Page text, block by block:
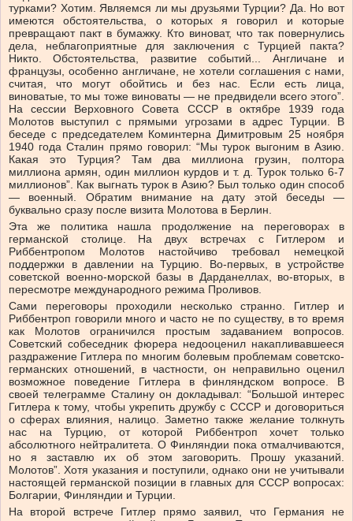
турками? Хотим. Являемся ли мы друзьями Турции? Да. Но вот
имеются обстоятельства, о которых я говорил и которые
превращают пакт в бумажку. Кто виноват, что так повернулись
дела, неблагоприятные для заключения с Турцией пакта?
Никто. Обстоятельства, развитие событий... Англичане и
французы, особенно англичане, не хотели соглашения с нами,
считая, что могут обойтись и без нас. Если есть лица,
виноватые, то мы тоже виноваты — не предвидели всего этого”.
На сессии Верховного Совета СССР в октябре 1939 года
Молотов выступил с прямыми угрозами в адрес Турции. В
беседе с председателем Коминтерна Димитровым 25 ноября
1940 года Сталин прямо говорил: “Мы турок выгоним в Азию.
Какая это Турция? Там два миллиона грузин, полтора
миллиона армян, один миллион курдов и т. д. Турок только 6-7
миллионов”. Как выгнать турок в Азию? Был только один способ
— военный. Обратим внимание на дату этой беседы —
буквально сразу после визита Молотова в Берлин.
Эта же политика нашла продолжение на переговорах в
германской столице. На двух встречах с Гитлером и
Риббентропом Молотов настойчиво требовал немецкой
поддержки в давлении на Турцию. Во-первых, в устройстве
советской военно-морской базы в Дарданеллах, во-вторых, в
пересмотре международного режима Проливов.
Сами переговоры проходили несколько странно. Гитлер и
Риббентроп говорили много и часто не по существу, в то время
как Молотов ограничился простым задаванием вопросов.
Советский собеседник фюрера недооценил накапливавшееся
раздражение Гитлера по многим болевым проблемам советско-
германских отношений, в частности, он неправильно оценил
возможное поведение Гитлера в финляндском вопросе. В
своей телеграмме Сталину он докладывал: “Большой интерес
Гитлера к тому, чтобы укрепить дружбу с СССР и договориться
о сферах влияния, налицо. Заметно также желание толкнуть
нас на Турцию, от которой Риббентроп хочет только
абсолютного нейтралитета. О Финляндии пока отмалчиваются,
но я заставлю их об этом заговорить. Прошу указаний.
Молотов”. Хотя указания и поступили, однако они не учитывали
настоящей германской позиции в главных для СССР вопросах:
Болгарии, Финляндии и Турции.
На второй встрече Гитлер прямо заявил, что Германия не